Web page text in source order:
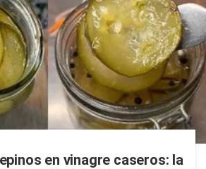
en vinagre caseros: la